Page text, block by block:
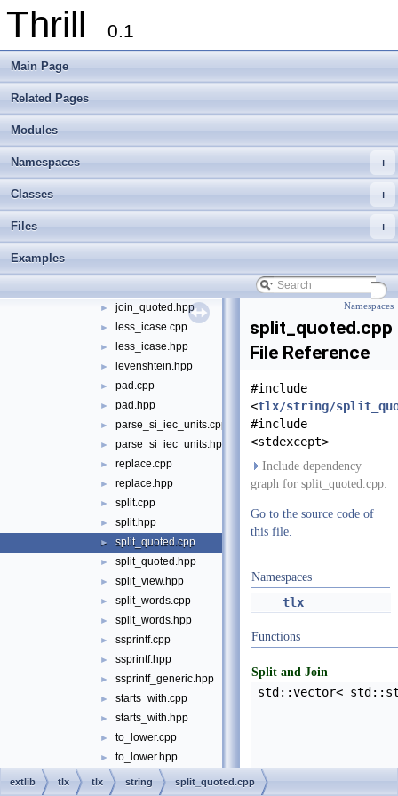
Thrill 0.1
Main Page
Related Pages
Modules
+
Namespaces
+
Classes
+
Files
Examples
► format_iec_units.hpp
► format_si_iec_units.cpp
► hash_djb2.hpp
► index_of.hpp
► join_quoted.hpp
► less_icase.cpp
► less_icase.hpp
► levenshtein.hpp
► pad.cpp
► pad.hpp
► parse_si_iec_units.cpp
► parse_si_iec_units.hpp
► replace.cpp
► replace.hpp
► split.cpp
► split.hpp
► split_quoted.cpp
► split_quoted.hpp
► split_view.hpp
► split_words.cpp
► split_words.hpp
► ssprintf.cpp
► ssprintf.hpp
► ssprintf_generic.hpp
► starts_with.cpp
► starts_with.hpp
► to_lower.cpp
► to_lower.hpp
to_upper.cpp
Namespaces
split_quoted.cpp
File Reference
#include
<tlx/string/
#include
<stdexcept>
Include dependency
graph for split_quoted.cpp:
Go to the source code of
this file.
Namespaces
tlx
Functions
Split and Join
std::vector<
extlib tlx tlx string split_quoted.cpp